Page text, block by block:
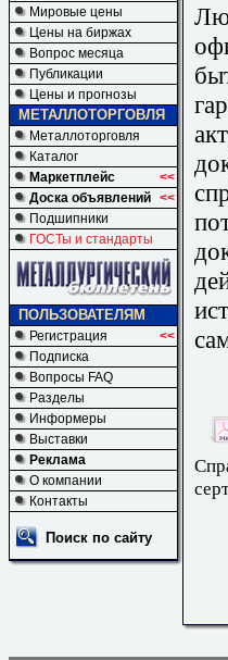
Мировые цены
Цены на биржах
Вопрос месяца
Публикации
Цены и прогнозы
МЕТАЛЛОТОРГОВЛЯ
Металлоторговля
Каталог
Маркетплейс
<<
Доска объявлений <<
Подшипники
ГОСТы и стандарты
ПОЛЬЗОВАТЕЛЯМ
Регистрация
<<
Подписка
Вопросы FAQ
Разделы
Информеры
Выставки
Реклама
О компании
Контакты
Поиск по сайту